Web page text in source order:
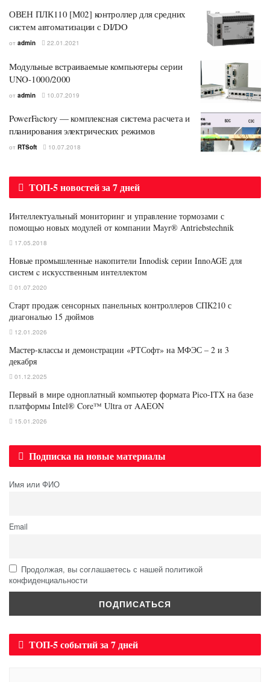
ОВЕН ПЛК110 [М02] контроллер для средних
систем автоматизации с DI/DO
от admin 22.01.2021
Модульные встраиваемые компьютеры серии
UNO-1000/2000
от admin 10.07.2019
PowerFactory — комплексная система расчета и
планирования электрических режимов
от RTSoft 10.07.2018
ТОП-5 новостей за 7 дней
Интеллектуальный мониторинг и управление тормозами с
помощью новых модулей от компании Mayr® Antriebstechnik
17.05.2018
Новые промышленные накопители Innodisk серии InnoAGE для
систем c искусственным интеллектом
01.07.2020
Старт продаж сенсорных панельных контроллеров СПК210 с
диагональю 15 дюймов
12.01.2026
Мастер-классы и демонстрации «РТСофт» на МФЭС – 2 и 3
декабря
01.12.2025
Первый в мире одноплатный компьютер формата Pico-ITX на базе
платформы Intel® Core™ Ultra от AAEON
15.01.2026
Подписка на новые материалы
Имя или ФИО
Email
Продолжая, вы соглашаетесь с нашей политикой
конфиденциальности
ТОП-5 событий за 7 дней